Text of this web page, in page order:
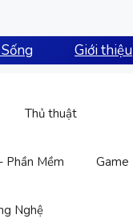
Giới thiệu
Thủ thuật
Phần Mềm Game
Nghệ